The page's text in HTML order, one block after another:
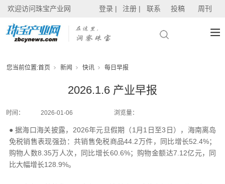
欢迎访问珠宝产业网 登录 | 注册 | 联系 投稿 周刊
您当前位置:首页 新闻 快讯 每日早报
2026.1.6 产业早报
时间： 2026-01-06 浏览量：
● 据海口海关披露，2026年元旦假期（1月1日至3日），海南离岛
免税销售表现强劲：共销售免税商品44.2万件，同比增长52.4%；
购物人数8.35万人次，同比增长60.6%；购物金额达7.12亿元，同
比大幅增长128.9%。